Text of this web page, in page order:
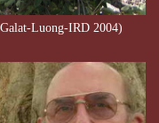
Luong-IRD 2004)